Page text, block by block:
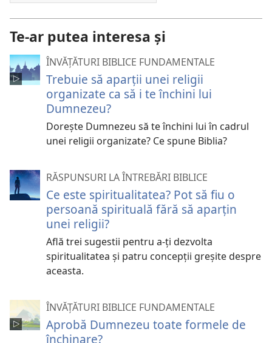
Te-ar putea interesa și
ÎNVĂȚĂTURI BIBLICE FUNDAMENTALE
Trebuie să aparții unei religii
organizate ca să i te închini lui
Dumnezeu?
Dorește Dumnezeu să te închini lui în cadrul
unei religii organizate? Ce spune Biblia?
RĂSPUNSURI LA ÎNTREBĂRI BIBLICE
Ce este spiritualitatea? Pot să fiu o
persoană spirituală fără să aparțin
unei religii?
Află trei sugestii pentru a-ți dezvolta
spiritualitatea și patru concepții greșite despre
aceasta.
ÎNVĂȚĂTURI BIBLICE FUNDAMENTALE
Aprobă Dumnezeu toate formele de
închinare?